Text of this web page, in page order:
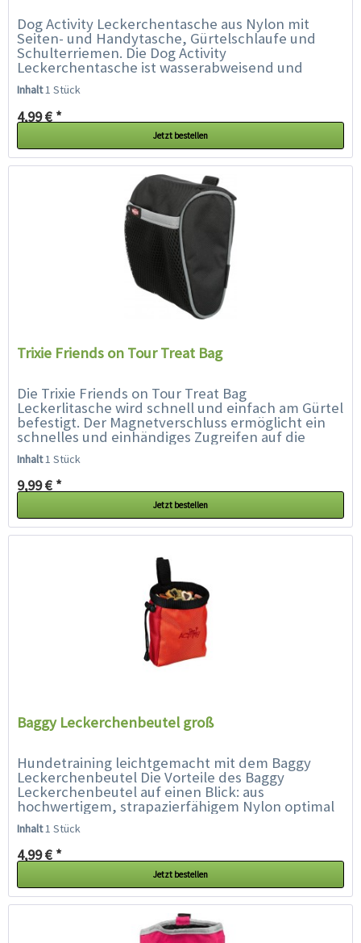
Dog Activity Leckerchentasche aus Nylon mit
Seiten- und Handytasche, Gürtelschlaufe und
Schulterriemen. Die Dog Activity
Leckerchentasche ist wasserabweisend und
optimal für Spielzeug und Leckerchen geeignet.
Ihre...
Inhalt1 Stück
4,99 € *
Jetzt bestellen
Trixie Friends on Tour Treat Bag
Die Trixie Friends on Tour Treat Bag
Leckerlitasche wird schnell und einfach am Gürtel
befestigt. Der Magnetverschluss ermöglicht ein
schnelles und einhändiges Zugreifen auf die
Leckerlis. Einfach und handlich zu...
Inhalt1 Stück
9,99 € *
Jetzt bestellen
Baggy Leckerchenbeutel groß
Hundetraining leichtgemacht mit dem Baggy
Leckerchenbeutel Die Vorteile des Baggy
Leckerchenbeutel auf einen Blick: aus
hochwertigem, strapazierfähigem Nylon optimal
für Leckerlies stabiler Ringeinsatz...
Inhalt1 Stück
4,99 € *
Jetzt bestellen